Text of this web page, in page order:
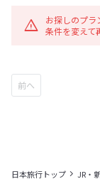
お探しのプラ
条件を変えて
日本旅行トップ
JR・